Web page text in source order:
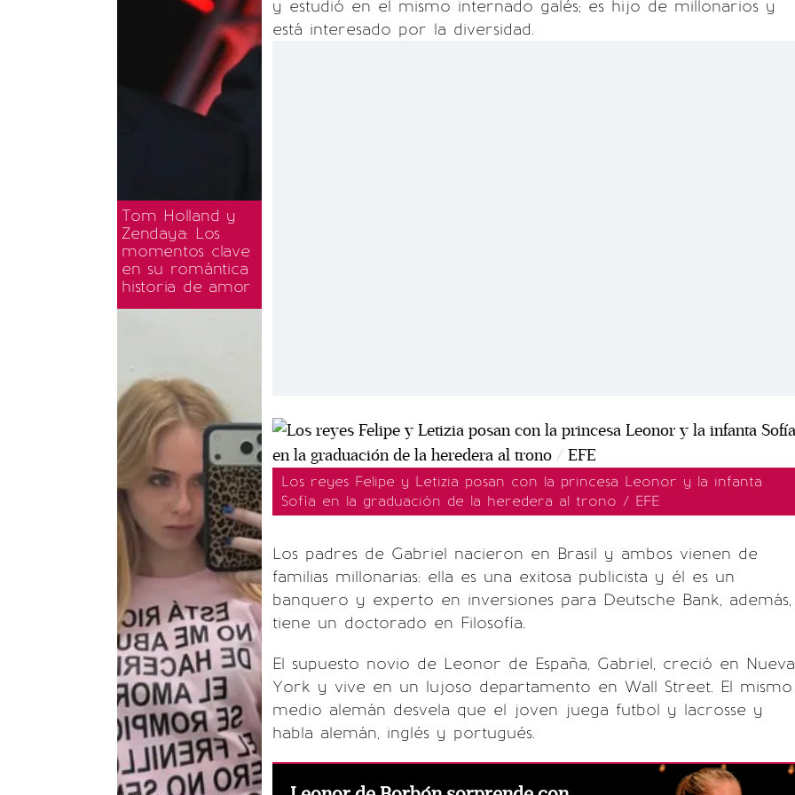
Tom Holland y
Zendaya: Los
momentos clave
en su romántica
historia de amor
y estudió en el mismo internado galés; es hijo de millonarios y
está interesado por la diversidad.
Los reyes Felipe y Letizia posan con la princesa Leonor y la infanta
Sofía en la graduación de la heredera al trono / EFE
Los padres de Gabriel nacieron en Brasil y ambos vienen de
familias millonarias: ella es una exitosa publicista y él es un
banquero y experto en inversiones para Deutsche Bank, además,
tiene un doctorado en Filosofía.
El supuesto novio de Leonor de España, Gabriel, creció en Nueva
York y vive en un lujoso departamento en Wall Street. El mismo
medio alemán desvela que el joven juega futbol y lacrosse y
habla alemán, inglés y portugués.